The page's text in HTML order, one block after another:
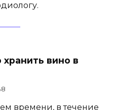
вино в
времени, в течение